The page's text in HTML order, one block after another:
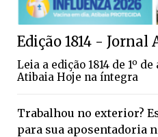
Edição 1814 -
Leia a edição 1814 de 1º
Atibaia Hoje na íntegra
Trabalhou no exterior?
para sua aposentadoria